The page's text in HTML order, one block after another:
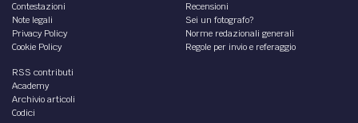
Contestazioni
Note legali
Privacy Policy
Cookie Policy
Recensioni
Sei un fotografo?
Norme redazionali generali
Regole per invio e referaggio
RSS contributi
Academy
Archivio articoli
Codici